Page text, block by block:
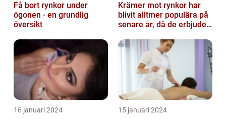
Få bort rynkor under
ögonen - en grundlig
översikt
Krämer mot rynkor har
blivit alltmer populära på
senare år, då de erbjuder
lösni...
16 januari 2024 15 januari 2024